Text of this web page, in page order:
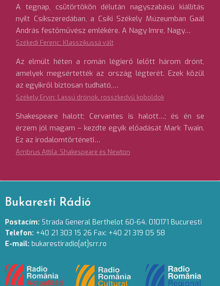
A tegnap, csütörtökön délután nagyszabású kiállítás
nyílt Csíkszeredában, a Csíki Székely Múzeumban Gaál
András festőművész emlékére. A Nagy Imre, Nagy…
Székedi Ferenc: Klasszikussá vált
Az elmúlt héten a román légierő lelőtt három drónt,
amelyek megsértették az ország légterét. Ezek közül
az egyikről biztosan tudható,…
Székely Ervin: Lassú drónok, rosszkedvű koboldok
Shakespeare halott; Cervantes is halott…; és én se
érzem jól magam – kezdte egyik előadását Mark Twain.
Ez az irodalomtörténeti…
Ambrus Attila: Shakespeare és Newton
Bukaresti Rádió
Postacím: Strada General Berthelot 60-64. 010171 Bucuresti
Telefon: +40 21 303 15 26 Fax: +40 21 319 05 58
E-mail: bukarestiradio[at]srr.ro